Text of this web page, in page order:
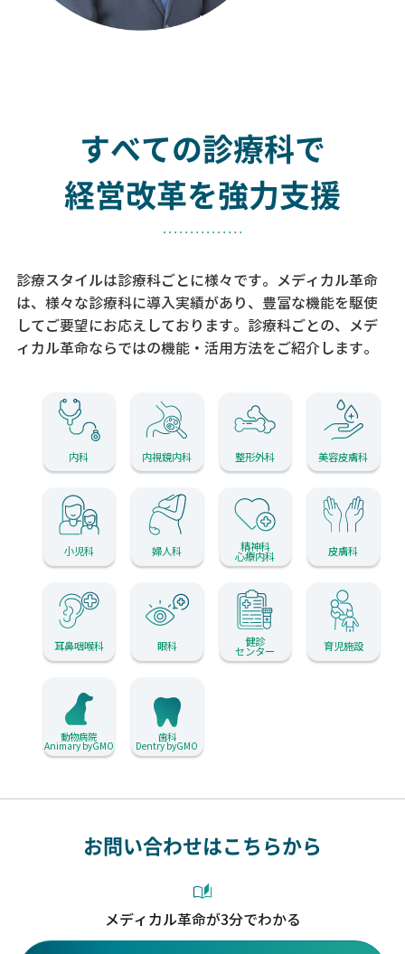
すべての診療科で
経営改革を強力支援
診療スタイルは診療科ごとに様々です。メディカル革命
は、様々な診療科に導入実績があり、 豊富な機能を駆使
してご要望にお応えしております。 診療科ごとの、メデ
ィカル革命ならではの機能・活用方法をご紹介します。
内科 内視鏡内科 整形外科 美容皮膚科
小児科 婦人科 精神科
心療内科 皮膚科
耳鼻咽喉科 眼科 健診
センター 育児施設
動物病院
Animary byGMO
歯科
Dentry byGMO
お問い合わせはこちらから
メディカル革命が3分でわかる